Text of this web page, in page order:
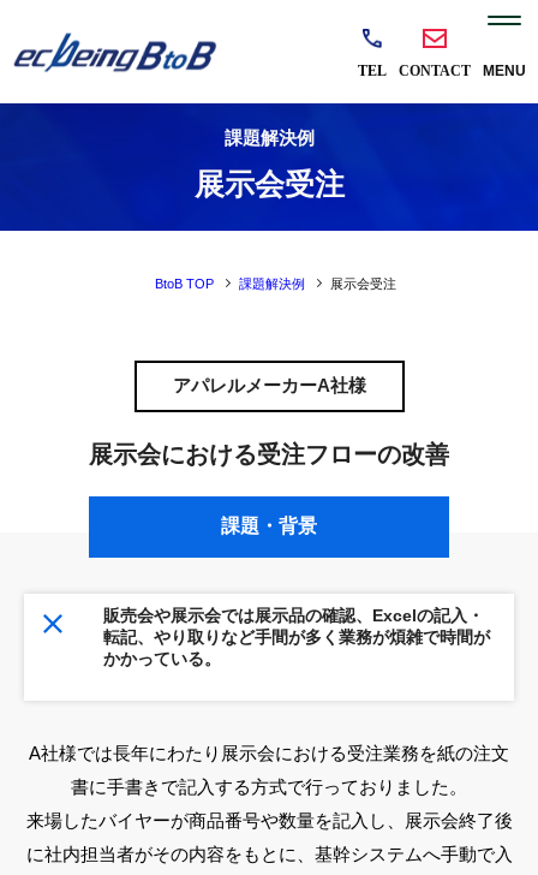
課題解決例
展示会受注
BtoB TOP 課題解決例 展示会受注
アパレルメーカーA社様
展示会における受注フローの改善
課題・背景
販売会や展示会では展示品の確認、Excelの記入・
転記、やり取りなど手間が多く業務が煩雑で時間が
かかっている。
A社様では長年にわたり展示会における受注業務を紙の注文
書に手書きで記入する方式で行っておりました。
来場したバイヤーが商品番号や数量を記入し、展示会終了後
に社内担当者がその内容をもとに、基幹システムへ手動で入